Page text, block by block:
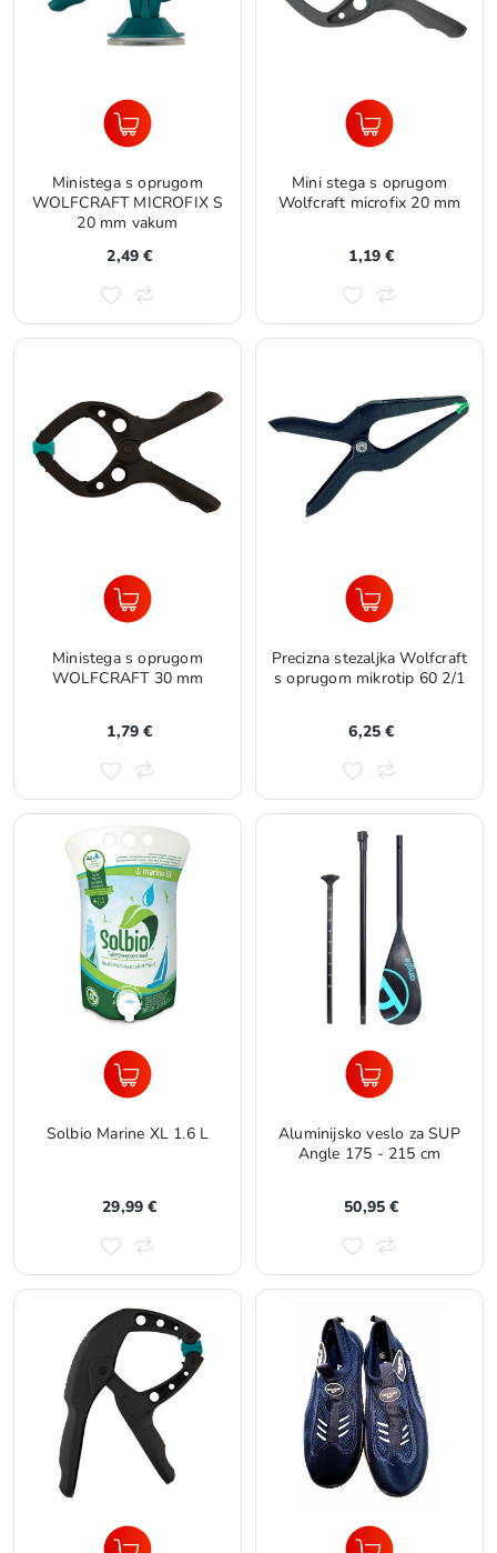
Ministega s oprugom
WOLFCRAFT MICROFIX S
20 mm vakum
2,49 €
Mini stega s oprugom
Wolfcraft microfix 20 mm
1,19 €
Ministega s oprugom
WOLFCRAFT 30 mm
1,79 €
Precizna stezaljka Wolfcraft
s oprugom mikrotip 60 2/1
6,25 €
Solbio Marine XL 1.6 L
29,99 €
Aluminijsko veslo za SUP
Angle 175 - 215 cm
50,95 €